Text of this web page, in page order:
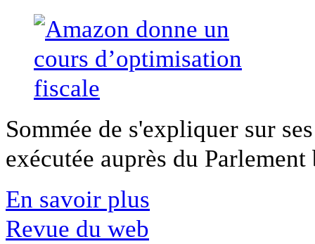
Sommée de s'expliquer sur
exécutée auprès du
En savoir plus
Revue du web